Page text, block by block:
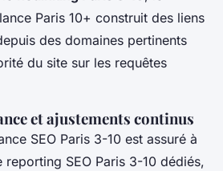
Paris 10+ construit des liens
des domaines pertinents
du site sur les requêtes
et ajustements continus
SEO Paris 3-10 est assuré à
SEO Paris 3-10 dédiés,